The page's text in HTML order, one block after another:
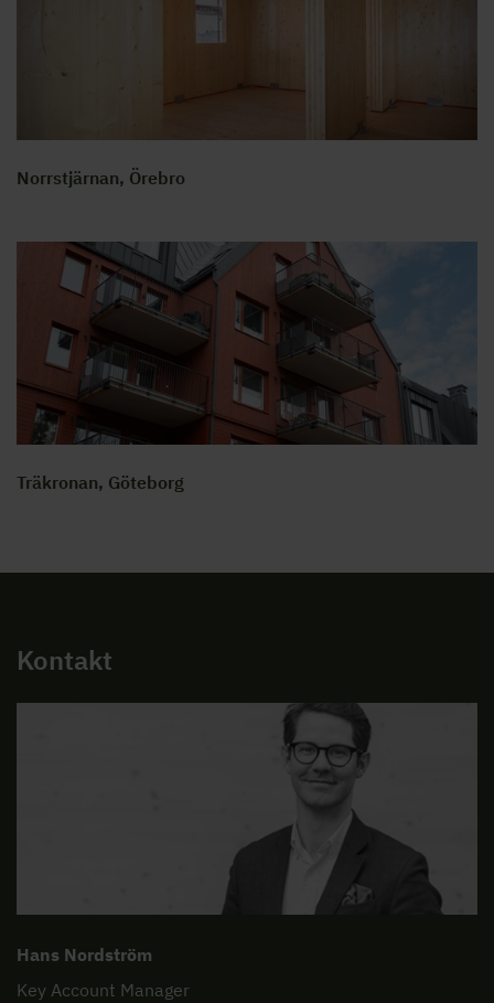
Norrstjärnan, Örebro
Träkronan, Göteborg
Kontakt
Hans Nordström
Key Account Manager